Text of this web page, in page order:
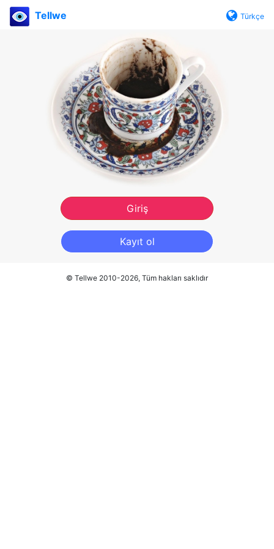
Tellwe Türkçe
Giriş
Kayıt ol
© Tellwe 2010-2026, Tüm hakları saklıdır